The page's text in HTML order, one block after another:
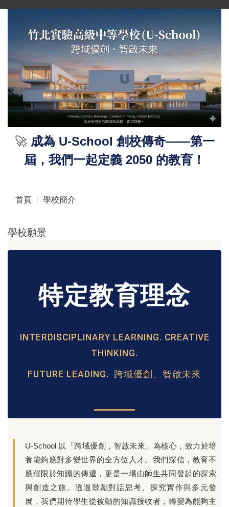
容
區
🚀 成為 U-School 創校傳奇——第一
屆，我們一起定義 2050 的教育！
首頁 學校簡介
學校願景
特定教育理念
INTERDISCIPLINARY LEARNING. CREATIVE
THINKING.
FUTURE LEADING. 跨域優創、智啟未來
U-School 以「跨域優創，智啟未來」為核心，致力於培
養能夠應對多變世界的全方位人才。我們深信，教育不
應僅限於知識的傳遞，更是一場由師生共同發起的探索
與創造之旅。透過鼓勵對話思考、探究實作與多元發
展，我們期待學生從被動的知識接收者，轉變為能夠主